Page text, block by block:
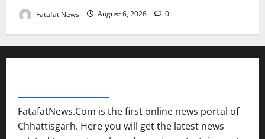
Fatafat News August 6, 2026 0
FatafatNews.Com is the first online news portal of
Chhattisgarh. Here you will get the latest news